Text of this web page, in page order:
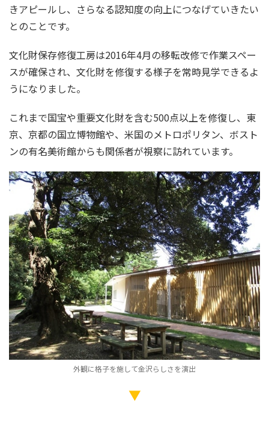
きアピールし、さらなる認知度の向上につなげていきたい
とのことです。
文化財保存修復工房は2016年4月の移転改修で作業スペー
スが確保され、文化財を修復する様子を常時見学できるよ
うになりました。
これまで国宝や重要文化財を含む500点以上を修復し、東
京、京都の国立博物館や、米国のメトロポリタン、ボスト
ンの有名美術館からも関係者が視察に訪れています。
外観に格子を施して金沢らしさを演出
▼